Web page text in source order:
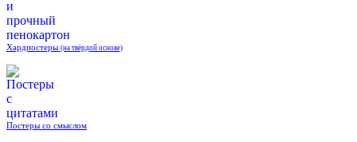
Хардпостеры (на твёрдой основе)
Постеры со смыслом